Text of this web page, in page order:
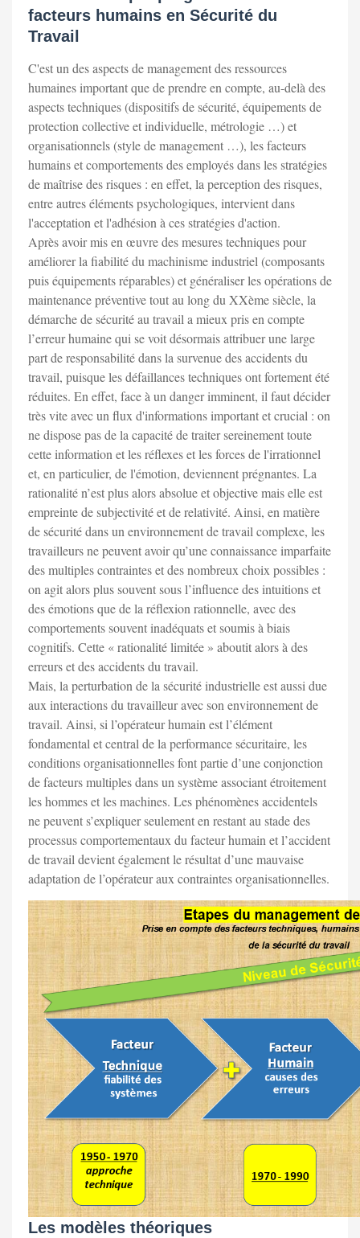
facteurs humains en Sécurité du
Travail
C'est un des aspects de management des ressources
humaines important que de prendre en compte, au-delà des
aspects techniques (dispositifs de sécurité, équipements de
protection collective et individuelle, métrologie …) et
organisationnels (style de management …), les facteurs
humains et comportements des employés dans les stratégies
de maîtrise des risques : en effet, la perception des risques,
entre autres éléments psychologiques, intervient dans
l'acceptation et l'adhésion à ces stratégies d'action.
Après avoir mis en œuvre des mesures techniques pour
améliorer la fiabilité du machinisme industriel (composants
puis équipements réparables) et généraliser les opérations de
maintenance préventive tout au long du XXème siècle, la
démarche de sécurité au travail a mieux pris en compte
l’erreur humaine qui se voit désormais attribuer une large
part de responsabilité dans la survenue des accidents du
travail, puisque les défaillances techniques ont fortement été
réduites. En effet, face à un danger imminent, il faut décider
très vite avec un flux d'informations important et crucial : on
ne dispose pas de la capacité de traiter sereinement toute
cette information et les réflexes et les forces de l'irrationnel
et, en particulier, de l'émotion, deviennent prégnantes. La
rationalité n’est plus alors absolue et objective mais elle est
empreinte de subjectivité et de relativité. Ainsi, en matière
de sécurité dans un environnement de travail complexe, les
travailleurs ne peuvent avoir qu’une connaissance imparfaite
des multiples contraintes et des nombreux choix possibles :
on agit alors plus souvent sous l’influence des intuitions et
des émotions que de la réflexion rationnelle, avec des
comportements souvent inadéquats et soumis à biais
cognitifs. Cette « rationalité limitée » aboutit alors à des
erreurs et des accidents du travail.
Mais, la perturbation de la sécurité industrielle est aussi due
aux interactions du travailleur avec son environnement de
travail. Ainsi, si l’opérateur humain est l’élément
fondamental et central de la performance sécuritaire, les
conditions organisationnelles font partie d’une conjonction
de facteurs multiples dans un système associant étroitement
les hommes et les machines. Les phénomènes accidentels
ne peuvent s’expliquer seulement en restant au stade des
processus comportementaux du facteur humain et l’accident
de travail devient également le résultat d’une mauvaise
adaptation de l’opérateur aux contraintes organisationnelles.
Les modèles théoriques